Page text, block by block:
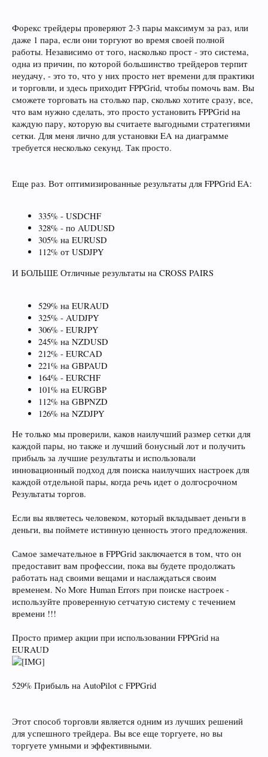
Форекс трейдеры проверяют 2-3 пары максимум за раз, или
даже 1 пара, если они торгуют во время своей полной
работы. Независимо от того, насколько прост - это система,
одна из причин, по которой большинство трейдеров терпит
неудачу, - это то, что у них просто нет времени для практики
и торговли, и здесь приходит FPPGrid, чтобы помочь вам. Вы
сможете торговать на столько пар, сколько хотите сразу, все,
что вам нужно сделать, это просто установить FPPGrid на
каждую пару, которую вы считаете выгодными стратегиями
сетки. Для меня лично для установки EA на диаграмме
требуется несколько секунд. Так просто.
Еще раз. Вот оптимизированные результаты для FPPGrid EA:
335% - USDCHF
328% - по AUDUSD
305% на EURUSD
112% от USDJPY
И БОЛЬШЕ Отличные результаты на CROSS PAIRS
529% на EURAUD
325% - AUDJPY
306% - EURJPY
245% на NZDUSD
212% - EURCAD
221% на GBPAUD
164% - EURCHF
101% на EURGBP
112% на GBPNZD
126% на NZDJPY
Не только мы проверили, каков наилучший размер сетки для
каждой пары, но также и лучший бонусный лот и получить
прибыль за лучшие результаты и использовали
инновационный подход для поиска наилучших настроек для
каждой отдельной пары, когда речь идет о долгосрочном
Результаты торгов.
Если вы являетесь человеком, который вкладывает деньги в
деньги, вы поймете истинную ценность этого предложения.
Самое замечательное в FPPGrid заключается в том, что он
предоставит вам профессии, пока вы будете продолжать
работать над своими вещами и наслаждаться своим
временем. No More Human Errors при поиске настроек -
используйте проверенную сетчатую систему с течением
времени !!!
Просто пример акции при использовании FPPGrid на
EURAUD
529% Прибыль на AutoPilot с FPPGrid
Этот способ торговли является одним из лучших решений
для успешного трейдера. Вы все еще торгуете, но вы
торгуете умными и эффективными.